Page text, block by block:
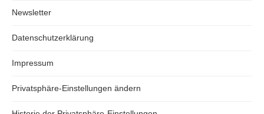
Newsletter
Datenschutzerklärung
Impressum
Privatsphäre-Einstellungen ändern